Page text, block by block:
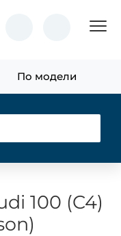
По модели
100 (C4)